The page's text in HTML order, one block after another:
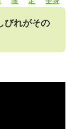
びれがその